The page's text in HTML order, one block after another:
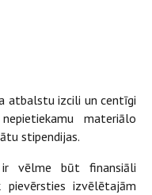
atbalstu izcili un centīgi
materiālo
stipendijas.
ir vēlme būt finansiāli
izvēlētajām